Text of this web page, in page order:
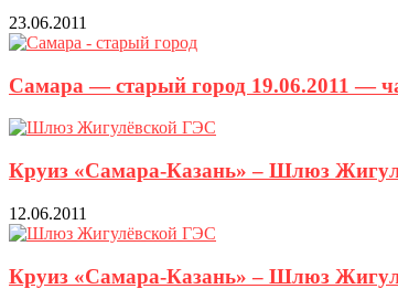
23.06.2011
Самара — старый город 19.06.2011 —
Круиз «Самара-Казань» – Шлюз
12.06.2011
Круиз «Самара-Казань» – Шлюз